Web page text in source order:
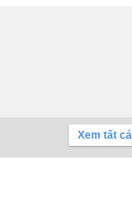
Xem tất cả